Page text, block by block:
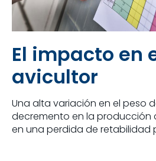
El impacto en
avicultor
Una alta variación en el peso
decremento en la producción
en una perdida de retabilidad